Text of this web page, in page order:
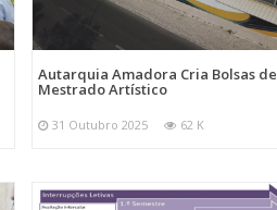
Autarquia Amadora Cria Bolsas de
Mestrado Artístico
31 Outubro 2025 62 K